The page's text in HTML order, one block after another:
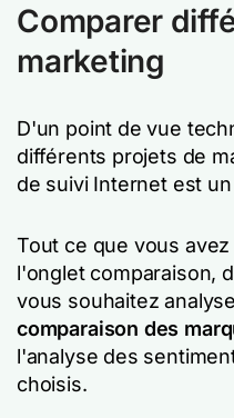
Comparer
marketing
D'un point de vue
différents projets de
de suivi Internet est
Tout ce que vous
l'onglet comparaison,
vous souhaitez
comparaison des
l'analyse des
choisis.